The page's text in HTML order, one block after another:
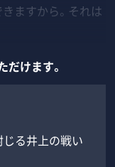
ますから。それは
けます。
じる井上の戦い